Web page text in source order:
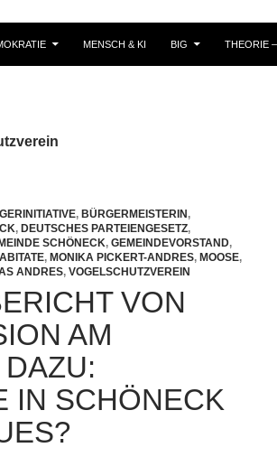
MENSCH & KI BIG THEORIE
, BÜRGERMEISTERIN,
, DEUTSCHES PARTEIENGESETZ,
SCHÖNECK, GEMEINDEVORSTAND,
, MONIKA PICKERT-ANDRES, MOOSE,
ANDRES, VOGELSCHUTZVEREIN
VON
AM
IN SCHÖNECK